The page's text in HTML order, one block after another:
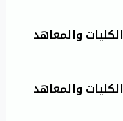
الكليات والمعاهد
الكليات والمعاهد